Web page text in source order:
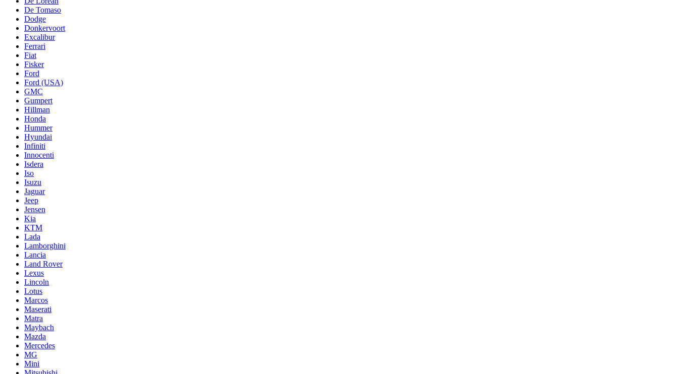
De Tomaso
Dodge
Donkervoort
Excalibur
Ferrari
Fiat
Fisker
Ford
Ford (USA)
GMC
Gumpert
Hillman
Honda
Hummer
Hyundai
Infiniti
Innocenti
Isdera
Iso
Isuzu
Jaguar
Jeep
Jensen
Kia
KTM
Lada
Lamborghini
Lancia
Land Rover
Lexus
Lincoln
Lotus
Marcos
Maserati
Matra
Maybach
Mazda
Mercedes
MG
Mini